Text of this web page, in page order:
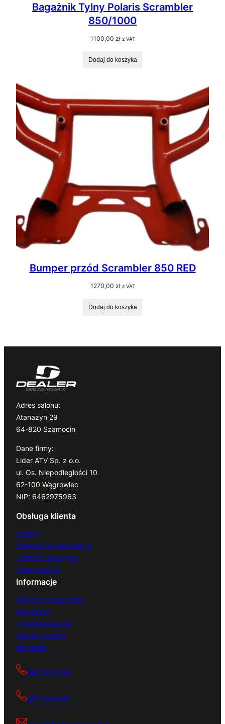
Bagażnik Tylny Polaris Scrambler
850/1000
1100,00 zł z VAT
Dodaj do koszyka
Bumper przód Scrambler 850 RED
1270,00 zł z VAT
Dodaj do koszyka
Adres salonu:
Atanazyn 29
64-820 Szamocin
Dane firmy:
Lider ATV Sp. z o.o.
ul. Os. Niepodległości 10
62-100 Wągrowiec
NIP: 6462975963
Obsługa klienta
Zwroty
Gwarancja i reklamacje
Płatności i wysyłka
Finansowanie
Informacje
Polityka prywatności
Regulamin
Import pojazdów
Serwis quadów
Kontakt
667 000 083
667 000 084